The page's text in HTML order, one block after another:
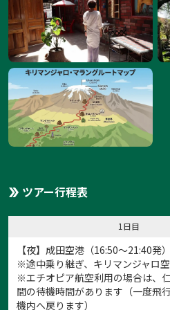
ツアー行程表
1日目
【夜】成田空港（16:50～21:40発）
※途中乗り継ぎ、キリマンジャロ
※エチオピア航空利用の場合は、
間の待機時間があります（一度飛
機内へ戻ります）